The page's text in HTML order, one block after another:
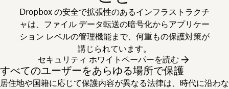
Dropbox の安全で拡張性のあるインフラストラクチ
ャは、ファイル データ転送の暗号化からアプリケー
ション レベルの管理機能まで、何重もの保護対策が
講じられています。
セキュリティ ホワイトペーパーを読む
すべてのユーザーをあらゆる場所で保護
居住地や国籍に応じて保護内容が異なる法律は、時代に沿わな